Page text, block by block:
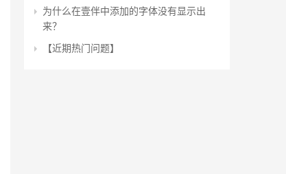
为什么在壹伴中添加的字体没有显示出
来？
【近期热门问题】